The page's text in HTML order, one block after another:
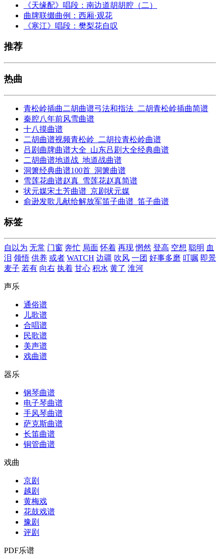
《天缘配》唱段：南边道胡胡腔（二）
曲牌联缀曲例：西厢·观花
《寒江》唱段：樊梨花自叹
推荐
热曲
青松岭插曲二胡曲谱弓法和指法_二胡青松岭插曲简谱
秦腔八年前风雪曲谱
十八摸曲谱
二胡曲谱视频青松岭_二胡拉青松岭曲谱
吕剧曲牌曲谱大全_山东吕剧大全经典曲谱
二胡曲谱地道战_地道战曲谱
洞箫经典曲谱100首_洞箫曲谱
雪莲花曲谱赵真_雪莲花赵真简谱
状元媒宋土芳曲谱_京剧状元媒
俞逊发歌儿献给解放军笛子曲谱_笛子曲谱
标签
自以为 无常 门窗 奔忙 局面 怀着 再现 惘然 登高 空想 聪明 血
泪 领悟 供养 或者 WATCH 边疆 吹风 一团 好事多磨 叮嘱 即景
麦子 若有 向右 执着 甘心 积水 黄了 淮河
声乐
通俗谱
儿歌谱
合唱谱
民歌谱
美声谱
戏曲谱
器乐
钢琴曲谱
电子琴曲谱
手风琴曲谱
萨克斯曲谱
长笛曲谱
铜管曲谱
戏曲
京剧
越剧
黄梅戏
花鼓戏谱
豫剧
评剧
PDF乐谱